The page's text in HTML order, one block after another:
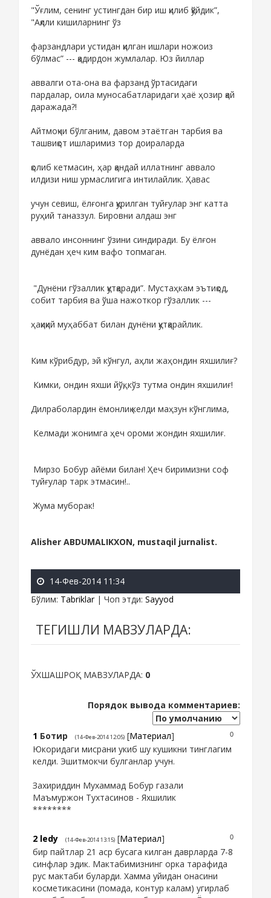
"Ўғлим, сенинг устингдан бир иш қилиб қўйдик”,
"Ақлли кишиларнинг ўз
фарзандлари устидан қилган ишлари ножоиз
бўлмас” --- қадирдон жумлалар. Юз йиллар
аввалги ота-она ва фарзанд ўртасидаги
пардалар, оила муносабатларидаги ҳаё ҳозир қай
даражада?!
Айтмоқчи бўлганим, давом этаётган тарбия ва
ташвиқот ишларимиз тор доираларда
қолиб кетмасин, ҳар қандай иллатнинг аввало
илдизи ниш урмаслигига интилайлик. Ҳавас
учун севиш, ёлғонга қурилган туйғулар энг катта
руҳий таназзул. Бировни алдаш энг
аввало инсоннинг ўзини синдиради. Бу ёлғон
дунёдан ҳеч ким вафо топмаган.
"Дунёни гўзаллик қутқаради”. Мустаҳкам эътиқод,
собит тарбия ва ўша нажоткор гўзаллик ---
ҳақиқий муҳаббат билан дунёни қутқарайлик.
Ким кўрибдур, эй кўнгул, аҳли жаҳондин яхшилиғ?
Кимки, ондин яхши йўқ, кўз тутма ондин яхшилиғ!
Дилраболардин ёмонлиқ келди маҳзун кўнглима,
Келмади жонимга ҳеч ороми жондин яхшилиғ.
Мирзо Бобур айёми билан! Ҳеч биримизни соф
туйғулар тарк этмасин!..
Жума муборак!
Аlisher ABDUMALIKXON, mustaqil jurnalist.
14-Фев-2014 11:34
Бўлим: Tabriklar| Чоп этди: Sayyod
ТЕГИШЛИ МАВЗУЛАРДА:
ЎХШАШРОҚ МАВЗУЛАРДА: 0
Порядок вывода комментариев:
0
1 Ботир (14-Фев-2014 12:05) [Материал]
Юкоридаги мисрани укиб шу кушикни тинглагим
келди. Эшитмокчи булганлар учун.
Захириддин Мухаммад Бобур газали
Маъмуржон Тухтасинов - Яхшилик
********
0
2 ledy (14-Фев-2014 13:15) [Материал]
бир пайтлар 21 аср бусага килган даврларда 7-8
синфлар эдик. Мактабимизнинг орка тарафида
рус мактаби буларди. Хамма уйидан онасини
косметикасини (помада, контур калам) угирлаб